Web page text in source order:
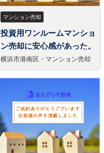
マンション売却
投資用ワンルームマンショ
ン売却に安心感があった。
横浜市港南区・マンション売却